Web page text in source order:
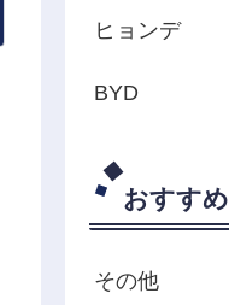
ヒョンデ
BYD
おすすめ
その他